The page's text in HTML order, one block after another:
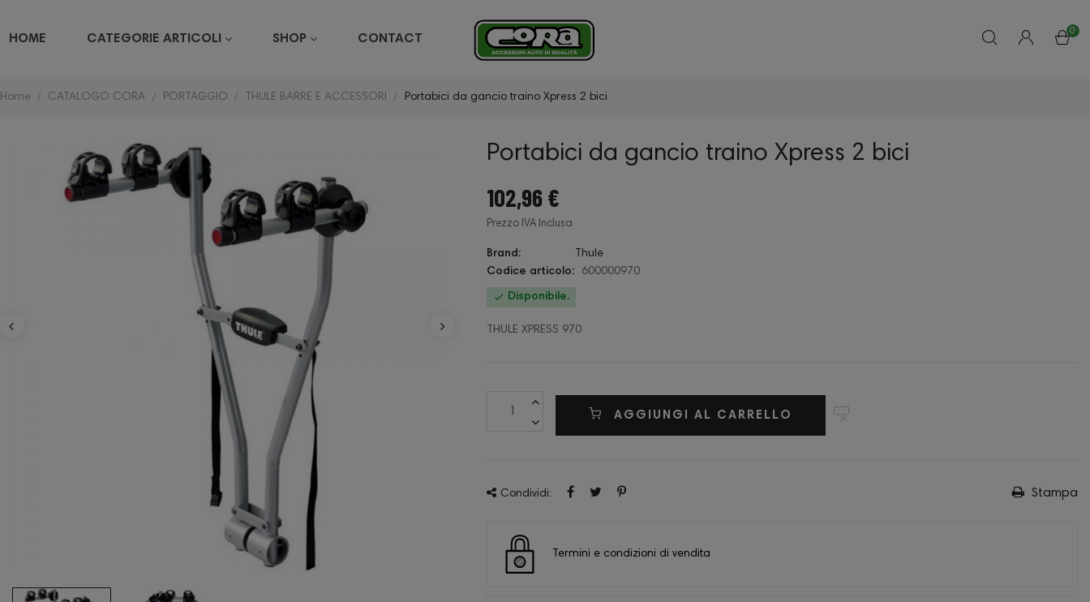
HOME CATEGORIE ARTICOLI SHOP CONTACT
0
Home CATALOGO CORA PORTAGGIO THULE BARRE E ACCESSORI Portabici da gancio traino Xpress 2 bici
Portabici da gancio traino Xpress 2 bici
102,96 €
Prezzo IVA Inclusa
Brand:
Thule
Codice articolo:
600000970
 Disponibile.
THULE XPRESS 970
AGGIUNGI AL CARRELLO
Condividi: Stampa
Termini e condizioni di vendita